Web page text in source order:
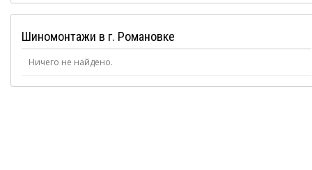
Шиномонтажи в г. Романовке
Ничего не найдено.